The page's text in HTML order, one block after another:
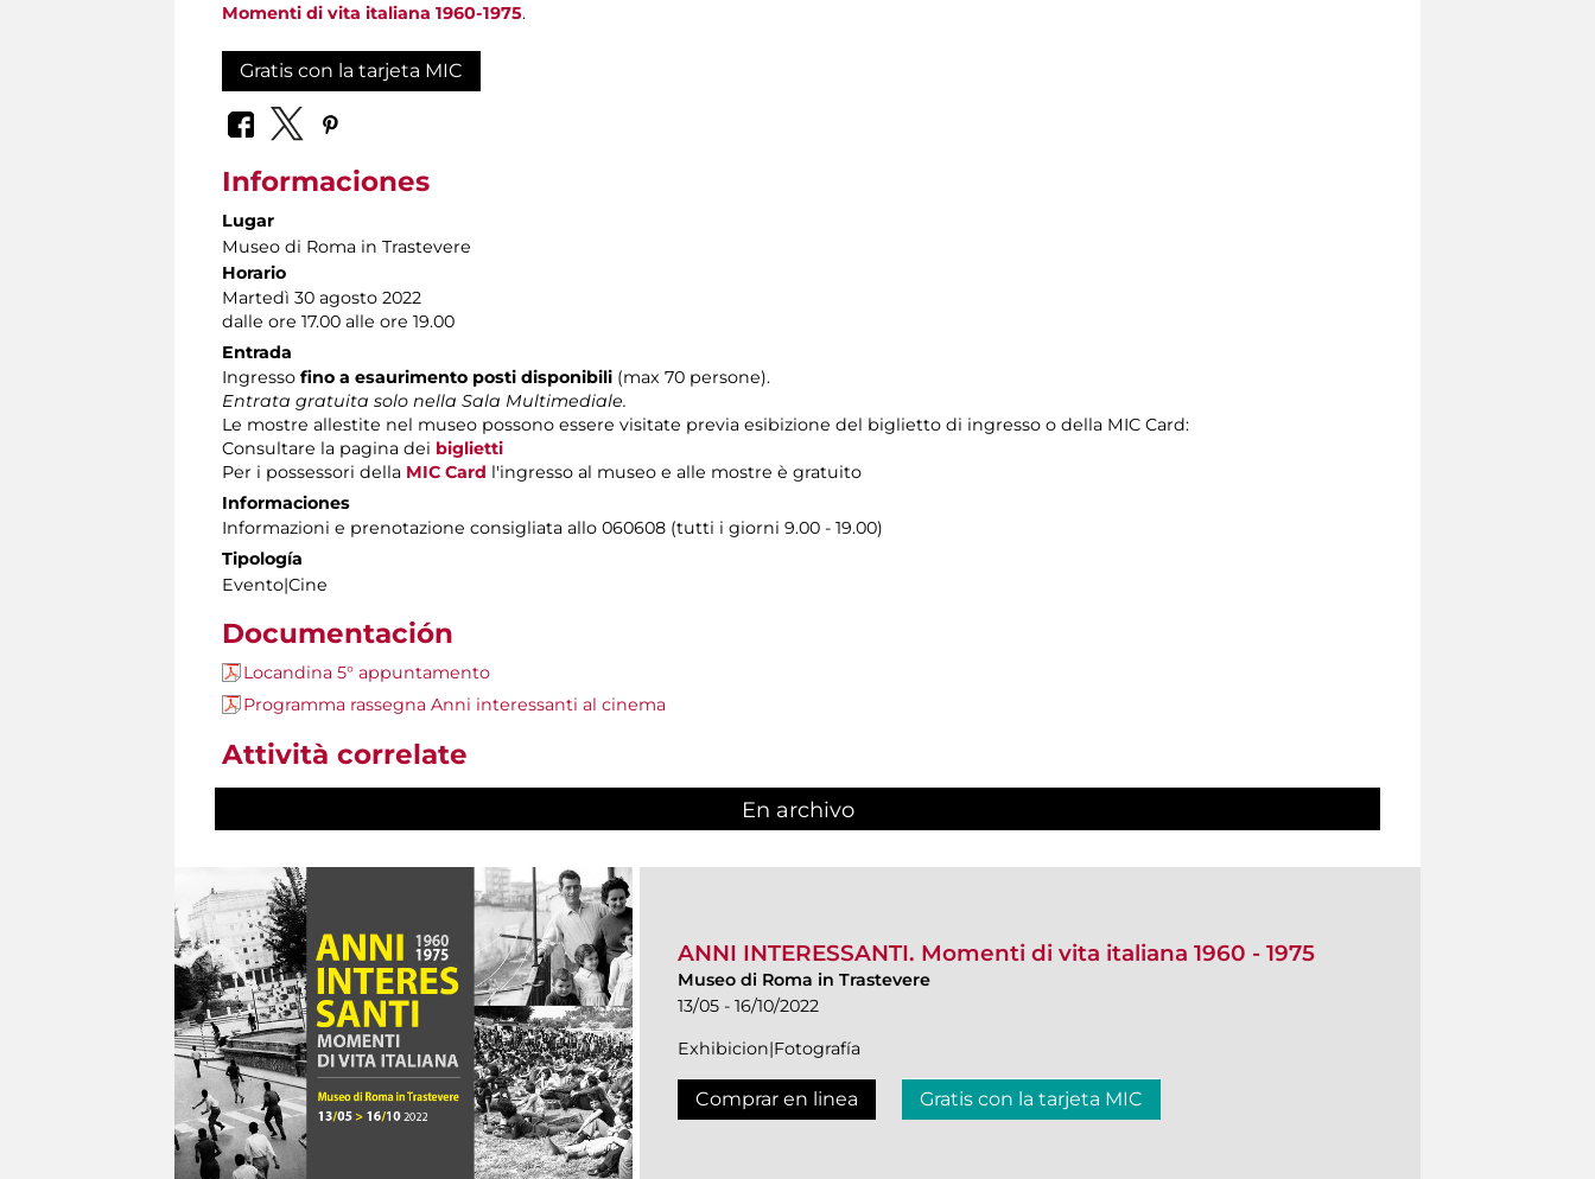
Momenti di vita italiana 1960-1975.
Gratis con la tarjeta MIC
Informaciones
Lugar
Museo di Roma in Trastevere
Horario
Martedì 30 agosto 2022
dalle ore 17.00 alle ore 19.00
Entrada
Ingresso fino a esaurimento posti disponibili (max 70 persone).
Entrata gratuita solo nella Sala Multimediale.
Le mostre allestite nel museo possono essere visitate previa esibizione del biglietto di ingresso o della MIC Card:
Consultare la pagina dei biglietti
Per i possessori della MIC Card l'ingresso al museo e alle mostre è gratuito
Informaciones
Informazioni e prenotazione consigliata allo 060608 (tutti i giorni 9.00 - 19.00)
Tipología
Evento|Cine
Documentación
Locandina 5° appuntamento
Programma rassegna Anni interessanti al cinema
Attività correlate
En archivo
ANNI INTERESSANTI. Momenti di vita italiana 1960 - 1975
Museo di Roma in Trastevere
13/05 - 16/10/2022
Exhibicion|Fotografía
Comprar en linea Gratis con la tarjeta MIC